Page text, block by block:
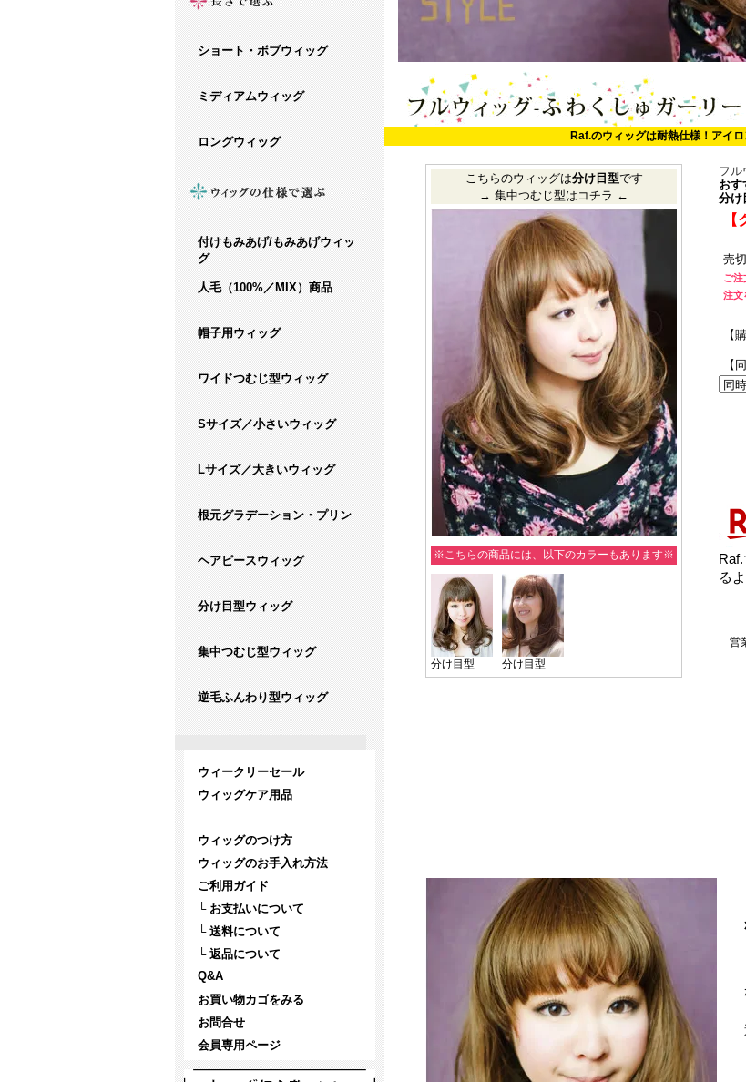
Raf.のウィッグは耐熱仕様！アイ
こちらのウィッグは分け目型です
→ 集中つむじ型はコチラ ←
※こちらの商品には、以下のカラーもあります※
分け目型 分け目型
フル
おす
分け
売
ご注
注文
【
【
る
営
ショート・ボブウィッグ
ミディアムウィッグ
ロングウィッグ
付けもみあげ/もみあげウィッ
グ
人毛（100%／MIX）商品
帽子用ウィッグ
ワイドつむじ型ウィッグ
Sサイズ／小さいウィッグ
Lサイズ／大きいウィッグ
根元グラデーション・プリン
ヘアピースウィッグ
分け目型ウィッグ
集中つむじ型ウィッグ
逆毛ふんわり型ウィッグ
ウィークリーセール
ウィッグケア用品
ウィッグのつけ方
ウィッグのお手入れ方法
ご利用ガイド
└ お支払いについて
└ 送料について
└ 返品について
Q&A
お買い物カゴをみる
お問合せ
会員専用ページ